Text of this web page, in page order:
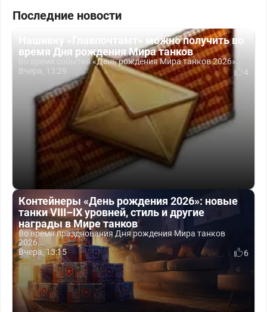
Последние новости
Нашивку «Главпочтамт» можно получить во
время Дня рождения Мира танков
Во время события «День рождения Мира танков 2026»...
Вчера, 13:29
4
Контейнеры «День рождения 2026»: новые
танки VIII–IX уровней, стиль и другие
награды в Мире танков
Во время празднования Дня рождения Мира танков
2026...
Вчера, 13:15
6